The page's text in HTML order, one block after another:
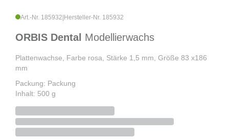
Art.-Nr. 185932 Hersteller-Nr. 185932
ORBIS Dental Modellierwachs
Plattenwachse, Farbe rosa, Stärke 1,5 mm, Größe 83 x186
mm
Packung: Packung
Inhalt: 500 g